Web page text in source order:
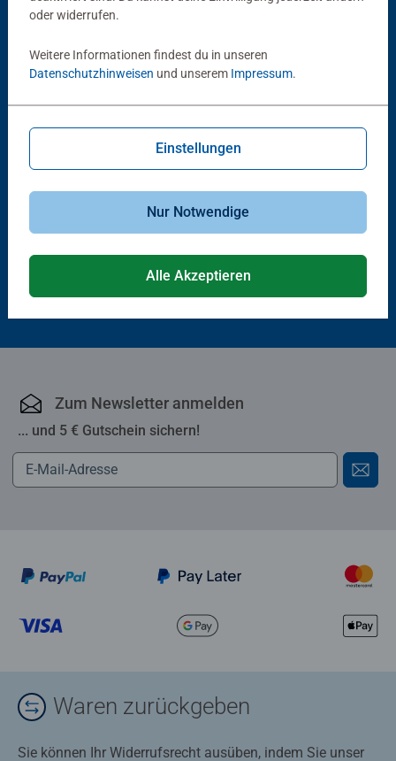
Gesellschaftsspiele & Brettspiele
€ 49,99
Miteinander
Durchschnittliche Bewertung 5,0 von 5
tiptoi Bücher
€ 18,50
Zum Newsletter anmelden
... und 5 € Gutschein sichern!
Waren zurückgeben
Sie können Ihr Widerrufsrecht ausüben, indem Sie unser
oder widerrufen.
Weitere Informationen findest du in unseren
Datenschutzhinweisen und unserem Impressum.
Einstellungen
Nur Notwendige
Alle Akzeptieren